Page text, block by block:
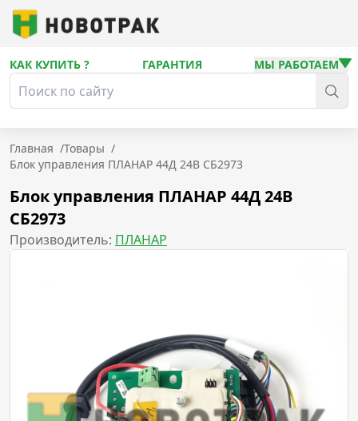
КАК КУПИТЬ ? ГАРАНТИЯ МЫ РАБОТАЕМ
Главная /Товары /
Блок управления ПЛАНАР 44Д 24В СБ2973
Блок управления ПЛАНАР 44Д 24В
СБ2973
Производитель: ПЛАНАР